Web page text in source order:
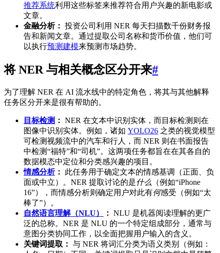
推荐系统利用这些标签来推荐符合用户兴趣的新电影或
文章。
金融分析： 投资公司利用 NER 每天扫描数千份财务报
告和新闻文章。通过提取公司名称和货币价值，他们可
以执行预测建模来预测市场趋势。
将 NER 与相关概念区分开来#
为了理解 NER 在 AI 流水线中的特定角色，将其与其他解释
任务区分开来是很有帮助的。
目标检测 ： NER 在文本中识别实体，而目标检测则在
图像中识别实体。例如，诸如 YOLO26 之类的视觉模型
可检测视频流中的汽车和行人，而 NER 则在书面报告
中检测“福特”和“司机”。这两项任务都旨在在其各自的
数据模态中定位和分类感兴趣的项目。
情感分析：
此任务用于确定文本的情感基调（正面、负
面或中立）。NER 提取讨论的是什么 （例如“iPhone
16”），而情感分析则确定用户对此有何感受（例如“太
棒了”）。
自然语言理解（NLU）
： NLU 是机器阅读理解的更广
泛的总称。NER 是 NLU 的一个特定组成部分，通常与
意图分类协同工作，以全面把握用户输入的含义。
关键词提取： 与 NER 将词汇分类为语义类别（例如：